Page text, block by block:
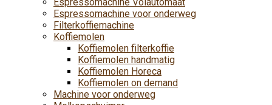
Espressomachine voor onderweg
Filterkoffiemachine
Koffiemolen
Koffiemolen filterkoffie
Koffiemolen handmatig
Koffiemolen Horeca
Koffiemolen on demand
Machine voor onderweg